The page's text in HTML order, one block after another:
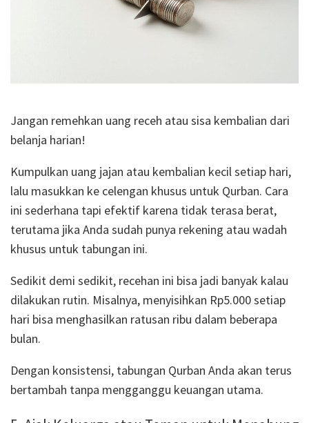
Jangan remehkan uang receh atau sisa kembalian dari
belanja harian!
Kumpulkan uang jajan atau kembalian kecil setiap hari,
lalu masukkan ke celengan khusus untuk Qurban. Cara
ini sederhana tapi efektif karena tidak terasa berat,
terutama jika Anda sudah punya rekening atau wadah
khusus untuk tabungan ini.
Sedikit demi sedikit, recehan ini bisa jadi banyak kalau
dilakukan rutin. Misalnya, menyisihkan Rp5.000 setiap
hari bisa menghasilkan ratusan ribu dalam beberapa
bulan.
Dengan konsistensi, tabungan Qurban Anda akan terus
bertambah tanpa mengganggu keuangan utama.